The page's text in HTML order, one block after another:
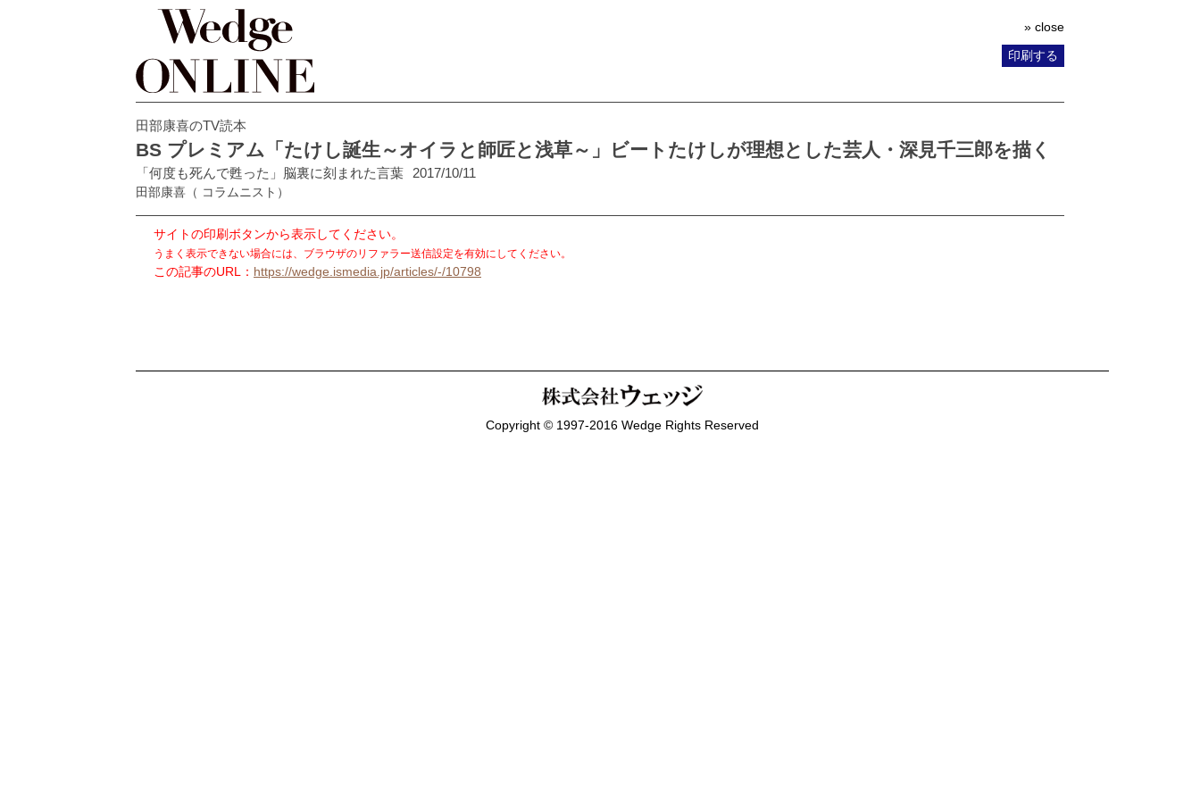
» close
印刷する
田部康喜のTV読本
BS プレミアム「たけし誕生～オイラと師匠と浅草～」ビートたけしが理想とした芸人・深見千三郎を描く
「何度も死んで甦った」脳裏に刻まれた言葉 2017/10/11
田部康喜 （ コラムニスト）
サイトの印刷ボタンから表示してください。
うまく表示できない場合には、ブラウザのリファラー送信設定を有効にしてください。
この記事のURL： https://wedge.ismedia.jp/articles/-/10798
Copyright © 1997-2016 Wedge Rights Reserved